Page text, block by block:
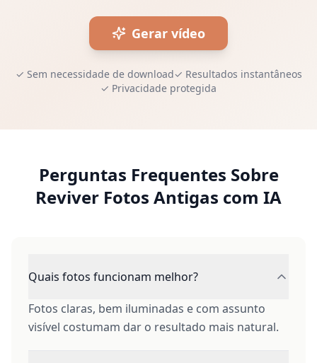
Gerar vídeo
✓ Sem necessidade de download✓ Resultados instantâneos
✓ Privacidade protegida
Perguntas Frequentes Sobre
Reviver Fotos Antigas com IA
Quais fotos funcionam melhor?
Fotos claras, bem iluminadas e com assunto
visível costumam dar o resultado mais natural.